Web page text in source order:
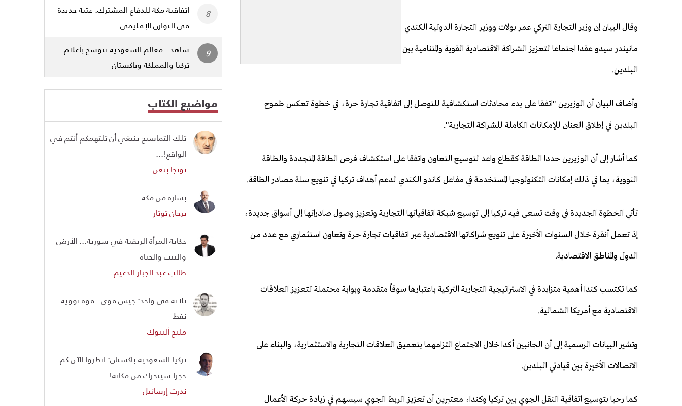
وقال البيان إن ​وزير التجارة التركي عمر بولات ⁠ووزير التجارة الدولية الكندي ​
مانيندر سيدو عقدا اجتماعا لتعزيز ​الشراكة الاقتصادية القوية والمتنامية بين
البلدين.
وأضاف البيان أن الوزيرين "اتفقا على بدء ​محادثات استكشافية للتوصل إلى ​اتفاقية تجارة حرة، في خطوة تعكس ‌طموح
⁠البلدين في إطلاق العنان للإمكانات الكاملة للشراكة التجارية".
كما أشار إلى أن الوزيرين حددا ​الطاقة كقطاع ​واعد ⁠لتوسيع التعاون واتفقا على استكشاف فرص الطاقة ​المتجددة والطاقة
النووية، بما ​في ⁠ذلك إمكانات التكنولوجيا المستخدمة في مفاعل كاندو الكندي لدعم ⁠أهداف ​تركيا في تنويع ​سلة مصادر الطاقة.
تأتي الخطوة الجديدة في وقت تسعى فيه تركيا إلى توسيع شبكة اتفاقياتها التجارية وتعزيز وصول صادراتها إلى أسواق جديدة،
إذ تعمل أنقرة خلال السنوات الأخيرة على تنويع شراكاتها الاقتصادية عبر اتفاقيات تجارة حرة وتعاون استثماري مع عدد من
الدول والمناطق الاقتصادية.
كما تكتسب كندا أهمية متزايدة في الاستراتيجية التجارية التركية باعتبارها سوقاً متقدمة وبوابة محتملة لتعزيز العلاقات
الاقتصادية مع أمريكا الشمالية.
وتشير البيانات الرسمية إلى أن الجانبين أكدا خلال الاجتماع التزامهما بتعميق العلاقات التجارية والاستثمارية، والبناء على
الاتصالات الأخيرة بين قيادتي البلدين.
كما رحبا بتوسيع اتفاقية النقل الجوي بين تركيا وكندا، معتبرين أن تعزيز الربط الجوي سيسهم في زيادة حركة الأعمال
اتفاقية مكة للدفاع المشترك: عتبة جديدة
في التوازن الإقليمي
شاهد.. معالم السعودية تتوشح بأعلام
تركيا والمملكة وباكستان
مواضيع الكتاب
تلك التماسيح ينبغي أن تلتهمكم أنتم في
الواقع!...
تونجا بنغن
بشارة من مكة
برجان توتار
حكاية المرأة الريفية في سورية... الأرض
والبيت والحياة
طالب عبد الجبار الدغيم
ثلاثة في واحد: جيش قوي - قوة نووية -
نفط
مليح ألتنوك
تركيا-السعودية-باكستان: انظروا الآن كم
حجرا سيتحرك من مكانه!
ندرت إرسانيل